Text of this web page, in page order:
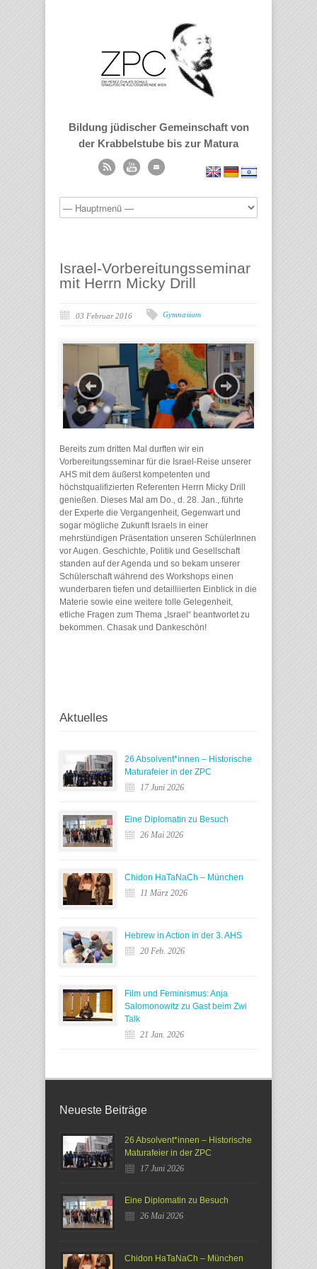
Bildung jüdischer Gemeinschaft von
der Krabbelstube bis zur Matura
Israel-Vorbereitungsseminar
mit Herrn Micky Drill
03 Februar 2016 Gymnasium
Bereits zum dritten Mal durften wir ein
Vorbereitungsseminar für die Israel-Reise unserer
AHS mit dem äußerst kompetenten und
höchstqualifizierten Referenten Herrn Micky Drill
genießen. Dieses Mal am Do., d. 28. Jan., führte
der Experte die Vergangenheit, Gegenwart und
sogar mögliche Zukunft Israels in einer
mehrstündigen Präsentation unseren SchülerInnen
vor Augen. Geschichte, Politik und Gesellschaft
standen auf der Agenda und so bekam unserer
Schülerschaft während des Workshops einen
wunderbaren tiefen und detailliierten Einblick in die
Materie sowie eine weitere tolle Gelegenheit,
etliche Fragen zum Thema „Israel“ beantwortet zu
bekommen. Chasak und Dankeschön!
Aktuelles
26 Absolvent*innen – Historische
Maturafeier in der ZPC
17 Juni 2026
Eine Diplomatin zu Besuch
26 Mai 2026
Chidon HaTaNaCh – München
11 März 2026
Hebrew in Action in der 3. AHS
20 Feb. 2026
Film und Feminismus: Anja
Salomonowitz zu Gast beim Zwi
Talk
21 Jan. 2026
Neueste Beiträge
26 Absolvent*innen – Historische
Maturafeier in der ZPC
17 Juni 2026
Eine Diplomatin zu Besuch
26 Mai 2026
Chidon HaTaNaCh – München